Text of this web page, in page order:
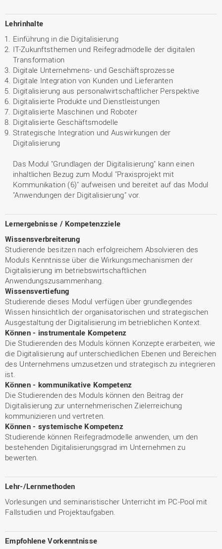
Lehrinhalte
Einführung in die Digitalisierung
IT-Zukunftsthemen und Reifegradmodelle der digitalen
Transformation
Digitale Unternehmens- und Geschäftsprozesse
Digitale Integration von Kunden und Lieferanten
Digitalisierung aus personalwirtschaftlicher Perspektive
Digitalisierte Produkte und Dienstleistungen
Digitalisierte Maschinen und Roboter
Digitalisierte Geschäftsmodelle
Strategische Integration und Auswirkungen der
Digitalisierung
Das Modul "Grundlagen der Digitalisierung" kann einen
inhaltlichen Bezug zum Modul "Praxisprojekt mit
Kommunikation (6)" aufweisen und bereitet auf das Modul
"Anwendungen der Digitalisierung" vor.
Lernergebnisse / Kompetenzziele
Wissensverbreiterung
Studierende besitzen nach erfolgreichem Absolvieren des
Moduls Kenntnisse über die Wirkungsmechanismen der
Digitalisierung im betriebswirtschaftlichen
Anwendungszusammenhang.
Wissensvertiefung
Studierende dieses Modul verfügen über grundlegendes
Wissen hinsichtlich der organisatorischen und strategischen
Ausgestaltung der Digitalisierung im betrieblichen Kontext.
Können - instrumentale Kompetenz
Die Studierenden des Moduls können Konzepte erarbeiten, wie
die Digitalisierung auf unterschiedlichen Ebenen und Bereichen
des Unternehmens umzusetzen und strategisch zu integrieren
ist.
Können - kommunikative Kompetenz
Die Studierenden des Moduls können den Beitrag der
Digitalisierung zur unternehmerischen Zielerreichung
kommunizieren und vertreten.
Können - systemische Kompetenz
Studierende können Reifegradmodelle anwenden, um den
bestehenden Digitalisierungsgrad im Unternehmen zu
bewerten.
Lehr-/Lernmethoden
Vorlesungen und seminaristischer Unterricht im PC-Pool mit
Fallstudien und Projektaufgaben.
Empfohlene Vorkenntnisse